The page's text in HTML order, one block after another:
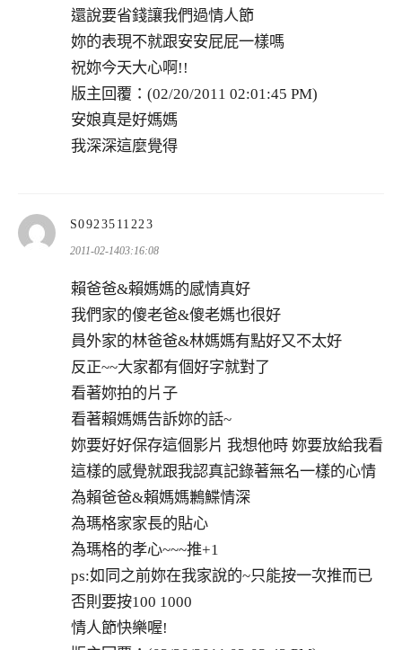
還說要省錢讓我們過情人節
妳的表現不就跟安安屁屁一樣嗎
祝妳今天大心啊!!
版主回覆：(02/20/2011 02:01:45 PM)
安娘真是好媽媽
我深深這麼覺得
S0923511223
示:
2011-02-1403:16:08
賴爸爸&賴媽媽的感情真好
我們家的傻老爸&傻老媽也很好
員外家的林爸爸&林媽媽有點好又不太好
反正~~大家都有個好字就對了
看著妳拍的片子
看著賴媽媽告訴妳的話~
妳要好好保存這個影片 我想他時 妳要放給我看
這樣的感覺就跟我認真記錄著無名一樣的心情
為賴爸爸&賴媽媽鶼鰈情深
為瑪格家家長的貼心
為瑪格的孝心~~~推+1
ps:如同之前妳在我家說的~只能按一次推而已
否則要按100 1000
情人節快樂喔!